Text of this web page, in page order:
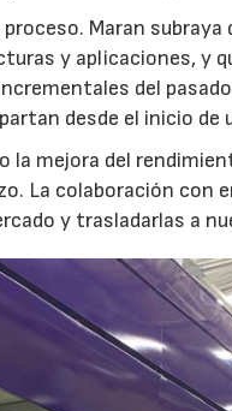
Maran subraya
y aplicaciones, y
del
desde el inicio de
mejora del
La colaboración con
y trasladarlas a